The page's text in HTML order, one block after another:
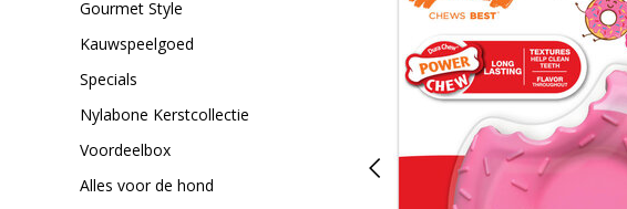
Gourmet Style
Kauwspeelgoed
Specials
Nylabone Kerstcollectie
Voordeelbox
Alles voor de hond